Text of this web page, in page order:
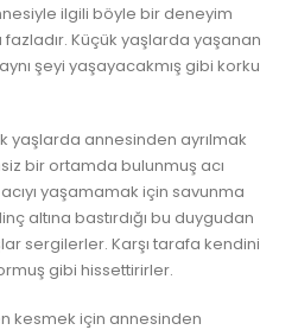
ilgili böyle bir deneyim
Küçük yaşlarda yaşanan
şeyi yaşayacakmış gibi korku
yaşlarda annesinden ayrılmak
bir ortamda bulunmuş acı
yaşamamak için savunma
altına bastırdığı bu duygudan
sergilerler. Karşı tarafa kendini
gibi hissettirirler.
kesmek için annesinden